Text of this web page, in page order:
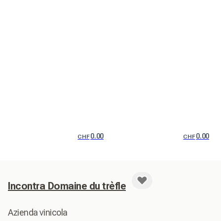
CHF0.00 CHF0.00
Incontra Domaine du trèfle
Azienda vinicola